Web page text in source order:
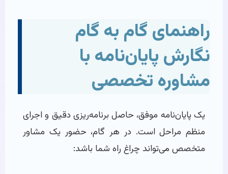
راهنمای گام به گام
نگارش پایان‌نامه با
مشاوره تخصصی
یک پایان‌نامه موفق، حاصل برنامه‌ریزی دقیق و اجرای
منظم مراحل است. در هر گام، حضور یک مشاور
متخصص می‌تواند چراغ راه شما باشد: